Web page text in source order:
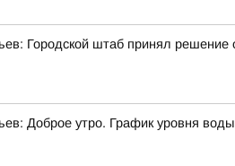
Городской штаб принял решение
Доброе утро. График уровня